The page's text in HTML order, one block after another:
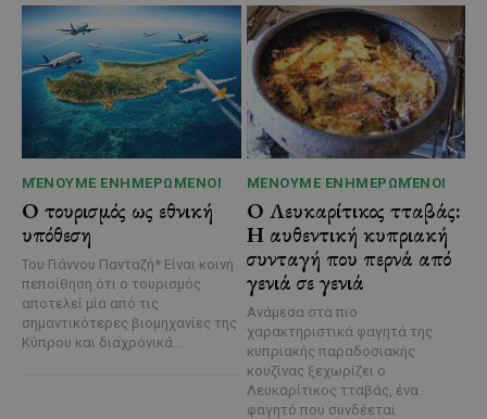
ΜΈΝΟΥΜΕ ΕΝΗΜΕΡΩΜΈΝΟΙ
Ο τουρισμός ως εθνική
υπόθεση
Του Γιάννου Πανταζή* Είναι κοινή
πεποίθηση ότι ο τουρισμός
αποτελεί μία από τις
σημαντικότερες βιομηχανίες της
Κύπρου και διαχρονικά...
ΜΈΝΟΥΜΕ ΕΝΗΜΕΡΩΜΈΝΟΙ
Ο Λευκαρίτικος τταβάς:
Η αυθεντική κυπριακή
συνταγή που περνά από
γενιά σε γενιά
Ανάμεσα στα πιο
χαρακτηριστικά φαγητά της
κυπριακής παραδοσιακής
κουζίνας ξεχωρίζει ο
Λευκαρίτικος τταβάς, ένα
φαγητό που συνδέεται